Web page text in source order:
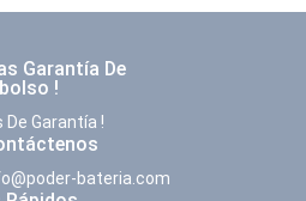
Garantía De
!
De Garantía !
bateria.com